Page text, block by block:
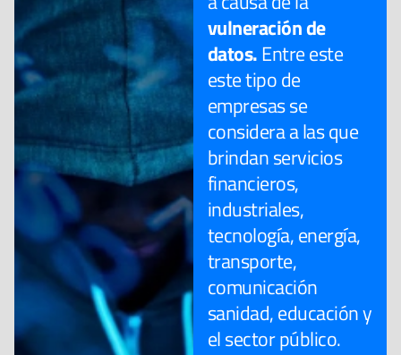
vulneración de
datos.Entre este
este tipo de
empresas se
considera a las que
brindan servicios
financieros,
industriales,
tecnología, energía,
transporte,
comunicación
sanidad, educación y
el sector público.